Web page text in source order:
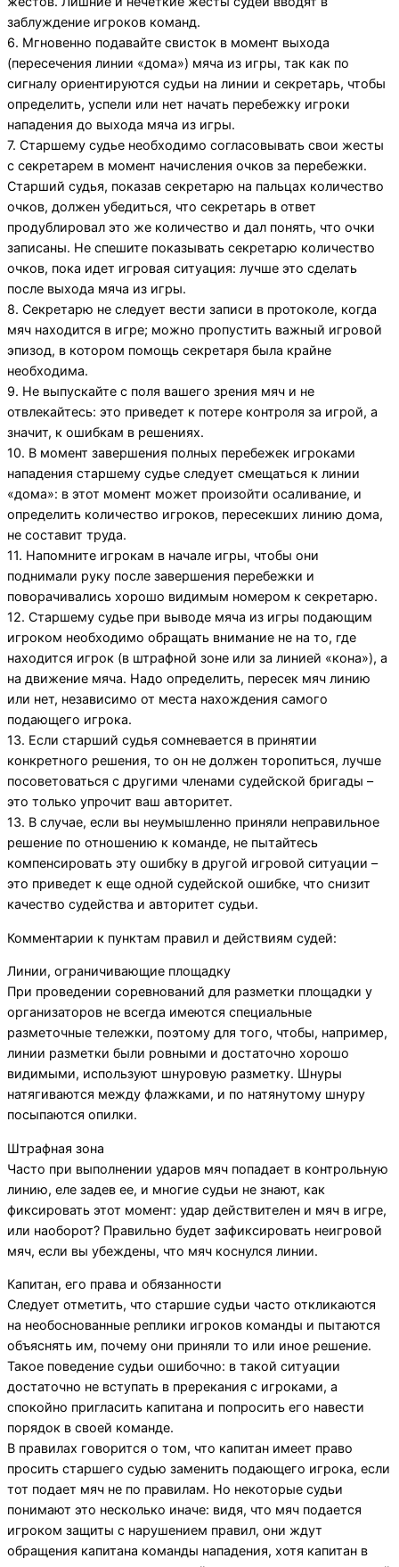
заблуждение игроков команд.
6. Мгновенно подавайте свисток в момент выхода
(пересечения линии «дома») мяча из игры, так как по
сигналу ориентируются судьи на линии и секретарь, чтобы
определить, успели или нет начать перебежку игроки
нападения до выхода мяча из игры.
7. Старшему судье необходимо согласовывать свои жесты
с секретарем в момент начисления очков за перебежки.
Старший судья, показав секретарю на пальцах количество
очков, должен убедиться, что секретарь в ответ
продублировал это же количество и дал понять, что очки
записаны. Не спешите показывать секретарю количество
очков, пока идет игровая ситуация: лучше это сделать
после выхода мяча из игры.
8. Секретарю не следует вести записи в протоколе, когда
мяч находится в игре; можно пропустить важный игровой
эпизод, в котором помощь секретаря была крайне
необходима.
9. Не выпускайте с поля вашего зрения мяч и не
отвлекайтесь: это приведет к потере контроля за игрой, а
значит, к ошибкам в решениях.
10. В момент завершения полных перебежек игроками
нападения старшему судье следует смещаться к линии
«дома»: в этот момент может произойти осаливание, и
определить количество игроков, пересекших линию дома,
не составит труда.
11. Напомните игрокам в начале игры, чтобы они
поднимали руку после завершения перебежки и
поворачивались хорошо видимым номером к секретарю.
12. Старшему судье при выводе мяча из игры подающим
игроком необходимо обращать внимание не на то, где
находится игрок (в штрафной зоне или за линией «кона»), а
на движение мяча. Надо определить, пересек мяч линию
или нет, независимо от места нахождения самого
подающего игрока.
13. Если старший судья сомневается в принятии
конкретного решения, то он не должен торопиться, лучше
посоветоваться с другими членами судейской бригады –
это только упрочит ваш авторитет.
13. В случае, если вы неумышленно приняли неправильное
решение по отношению к команде, не пытайтесь
компенсировать эту ошибку в другой игровой ситуации –
это приведет к еще одной судейской ошибке, что снизит
качество судейства и авторитет судьи.
Комментарии к пунктам правил и действиям судей:
Линии, ограничивающие площадку
При проведении соревнований для разметки площадки у
организаторов не всегда имеются специальные
разметочные тележки, поэтому для того, чтобы, например,
линии разметки были ровными и достаточно хорошо
видимыми, используют шнуровую разметку. Шнуры
натягиваются между флажками, и по натянутому шнуру
посыпаются опилки.
Штрафная зона
Часто при выполнении ударов мяч попадает в контрольную
линию, еле задев ее, и многие судьи не знают, как
фиксировать этот момент: удар действителен и мяч в игре,
или наоборот? Правильно будет зафиксировать неигровой
мяч, если вы убеждены, что мяч коснулся линии.
Капитан, его права и обязанности
Следует отметить, что старшие судьи часто откликаются
на необоснованные реплики игроков команды и пытаются
объяснять им, почему они приняли то или иное решение.
Такое поведение судьи ошибочно: в такой ситуации
достаточно не вступать в пререкания с игроками, а
спокойно пригласить капитана и попросить его навести
порядок в своей команде.
В правилах говорится о том, что капитан имеет право
просить старшего судью заменить подающего игрока, если
тот подает мяч не по правилам. Но некоторые судьи
понимают это несколько иначе: видя, что мяч подается
игроком защиты с нарушением правил, они ждут
обращения капитана команды нападения, хотя капитан в